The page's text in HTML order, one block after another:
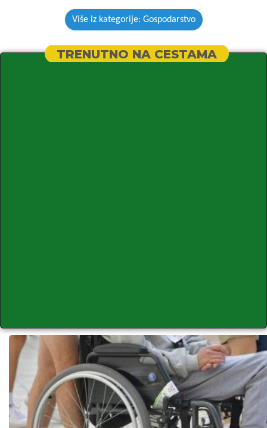
Više iz kategorije: Gospodarstvo
TRENUTNO NA CESTAMA